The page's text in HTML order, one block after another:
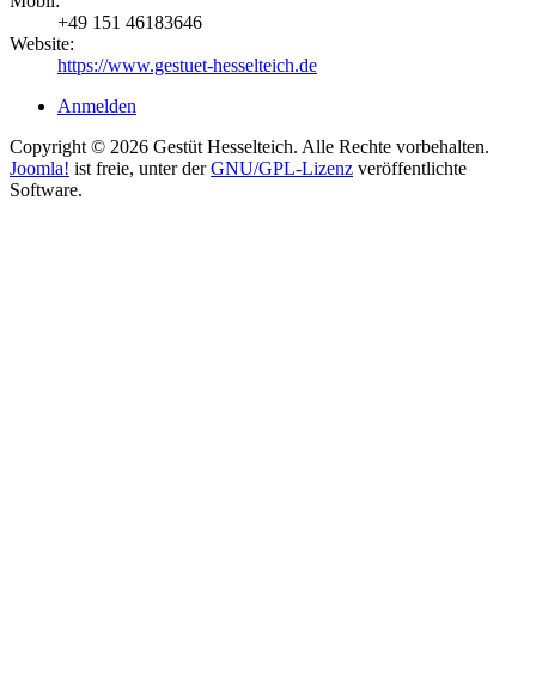
+49 151 46183646
Website:
https://www.gestuet-hesselteich.de
Anmelden
Copyright © 2026 Gestüt Hesselteich. Alle Rechte vorbehalten.
Joomla! ist freie, unter derGNU/GPL-Lizenz veröffentlichte
Software.